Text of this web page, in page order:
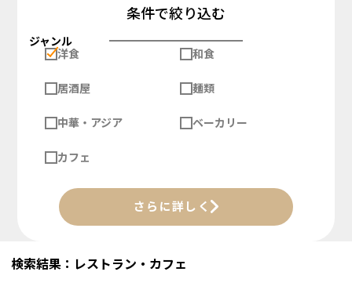
条件で絞り込む
ジャンル
洋食
和食
居酒屋 麺類
中華・アジア ベーカリー
カフェ
さらに詳しく
検索結果：レストラン・カフェ